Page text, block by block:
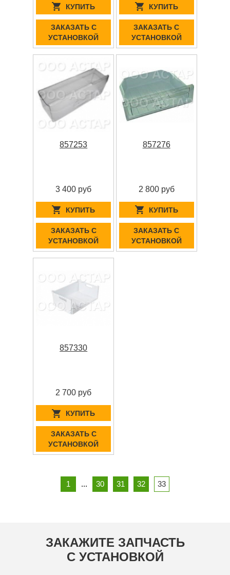
КУПИТЬ
ЗАКАЗАТЬ С
УСТАНОВКОЙ
КУПИТЬ
ЗАКАЗАТЬ С
УСТАНОВКОЙ
857253
3 400 руб
КУПИТЬ
ЗАКАЗАТЬ С
УСТАНОВКОЙ
857276
2 800 руб
КУПИТЬ
ЗАКАЗАТЬ С
УСТАНОВКОЙ
857330
2 700 руб
КУПИТЬ
ЗАКАЗАТЬ С
УСТАНОВКОЙ
1 ... 30 31 32 33
ЗАКАЖИТЕ ЗАПЧАСТЬ
С УСТАНОВКОЙ